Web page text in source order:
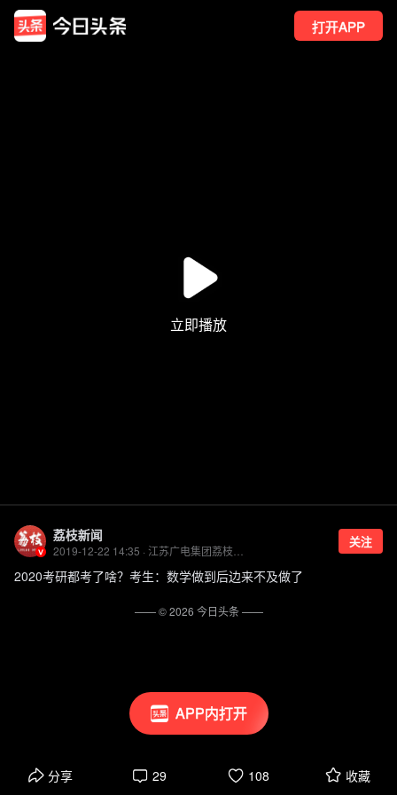
打开APP
APP内打开
荔枝新闻 关注
2020考研都考了啥？考生：数学做到后边来不及做了
分享 29 108 收藏
—— ©2026 今日头条——